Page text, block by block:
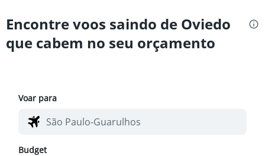
Encontre voos saindo de Oviedo
que cabem no seu orçamento
Voar para
Budget